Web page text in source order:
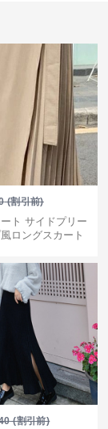
(割引前)
ト サイドプリー
ロングスカート
(割引前)